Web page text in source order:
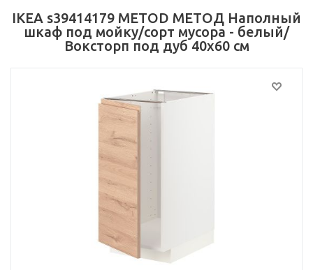
IKEA s39414179 METOD МЕТОД Наполный
шкаф под мойку/сорт мусора - белый/
Воксторп под дуб 40x60 см